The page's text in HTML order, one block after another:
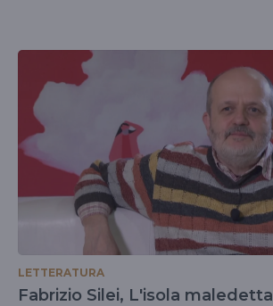
LETTERATURA
Fabrizio Silei, L'isola maledetta